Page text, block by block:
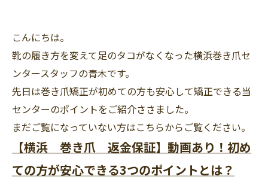
こんにちは。
靴の履き方を変えて足のタコがなくなった横浜巻き爪セ
ンタースタッフの青木です。
先日は巻き爪矯正が初めての方も安心して矯正できる当
センターのポイントをご紹介ささました。
まだご覧になっていない方はこちらからご覧ください。
【横浜 巻き爪 返金保証】動画あり！初め
ての方が安心できる3つのポイントとは？